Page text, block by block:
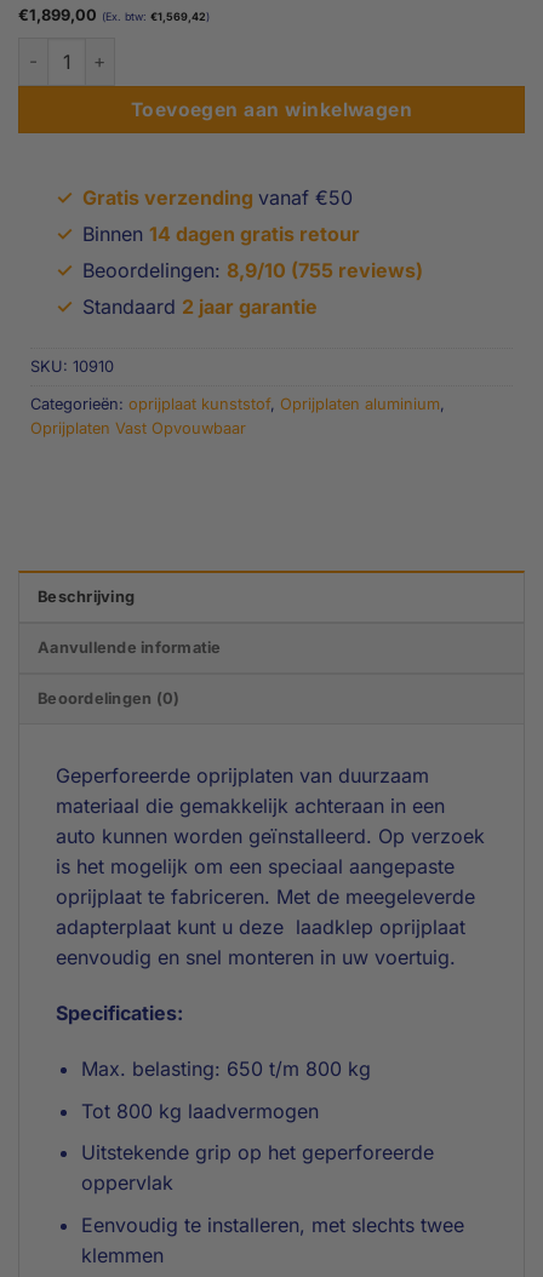
€1,899,00 (Ex. btw: €1,569,42)
Laadklep oprijplaat extra sterk - 200 t/m 285 cm aantal
Toevoegen aan winkelwagen
✓ Gratis verzending vanaf €50
✓ Binnen 14 dagen gratis retour
✓ Beoordelingen: 8,9/10 (755 reviews)
✓ Standaard 2 jaar garantie
SKU: 10910
Categorieën: oprijplaat kunststof, Oprijplaten aluminium
Oprijplaten Vast Opvouwbaar
Beschrijving
Aanvullende informatie
Beoordelingen (0)
Geperforeerde oprijplaten van duurzaam
materiaal die gemakkelijk achteraan in een
auto kunnen worden geïnstalleerd. Op verzoek
is het mogelijk om een speciaal aangepaste
oprijplaat te fabriceren. Met de meegeleverde
adapterplaat kunt u deze laadklep oprijplaat
eenvoudig en snel monteren in uw voertuig.
Specificaties:
Max. belasting: 650 t/m 800 kg
Tot 800 kg laadvermogen
Uitstekende grip op het geperforeerde
oppervlak
Eenvoudig te installeren, met slechts twee
klemmen